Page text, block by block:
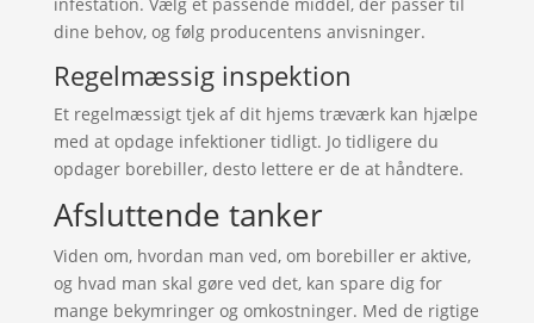
dine behov, og følg producentens anvisninger.
Regelmæssig inspektion
Et regelmæssigt tjek af dit hjems træværk kan hjælpe
med at opdage infektioner tidligt. Jo tidligere du
opdager borebiller, desto lettere er de at håndtere.
Afsluttende tanker
Viden om, hvordan man ved, om borebiller er aktive,
og hvad man skal gøre ved det, kan spare dig for
mange bekymringer og omkostninger. Med de rigtige